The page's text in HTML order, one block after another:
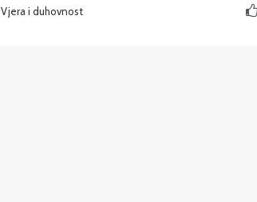
Vjera i duhovnost